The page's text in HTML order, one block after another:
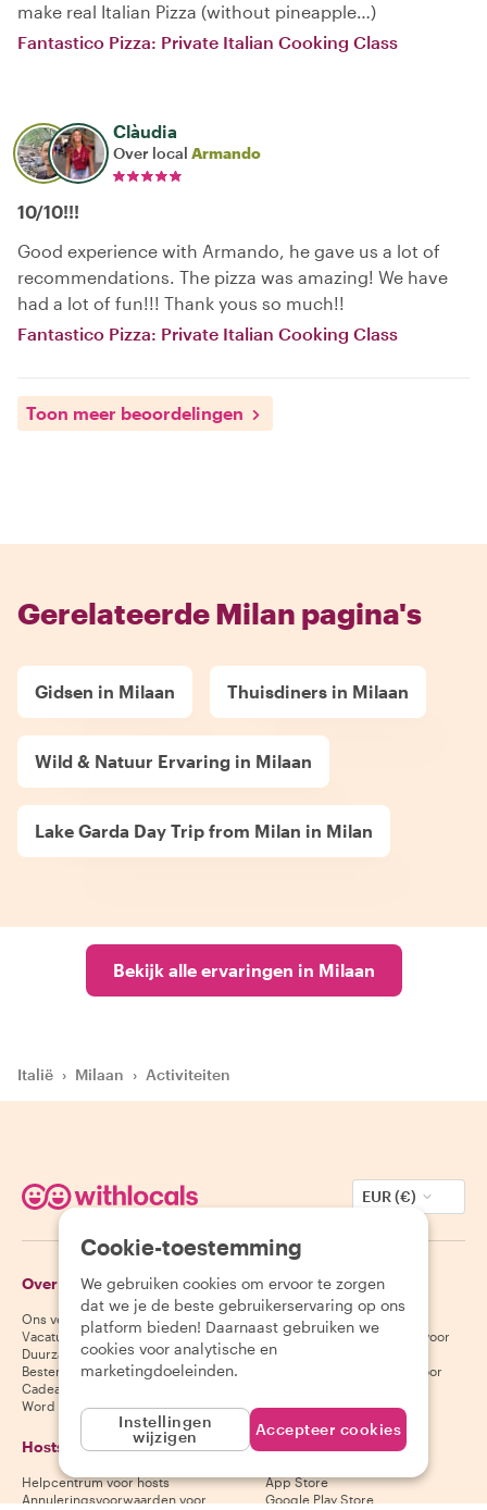
make real Italian Pizza (without pineapple…)
Fantastico Pizza: Private Italian Cooking Class
Clàudia
Over local Armando
10/10!!!
Good experience with Armando, he gave us a lot of
recommendations. The pizza was amazing! We have
had a lot of fun!!! Thank yous so much!!
Fantastico Pizza: Private Italian Cooking Class
Toon meer beoordelingen
Gerelateerde Milan pagina's
Gidsen in Milaan Thuisdiners in Milaan
Wild & Natuur Ervaring in Milaan
Lake Garda Day Trip from Milan in Milan
Bekijk alle ervaringen in Milaan
Italië › Milaan › Activiteiten
EUR (€)
Over Withlocals
Ons verhaal
Vacatures
Duurzaamheid
Bestemmingen
Cadeaubonnen
Word partner
Gasten
Helpcentrum voor gasten
Annuleringsvoorwaarden voor
gasten
Algemene voorwaarden voor
Hosts
Helpcentrum voor hosts
Annuleringsvoorwaarden voor
Download onze app
App Store
Google Play Store
Cookie-toestemming
We gebruiken cookies om ervoor te zorgen
dat we je de beste gebruikerservaring op ons
platform bieden! Daarnaast gebruiken we
cookies voor analytische en
marketingdoeleinden.
Instellingen
wijzigen
Accepteer cookies